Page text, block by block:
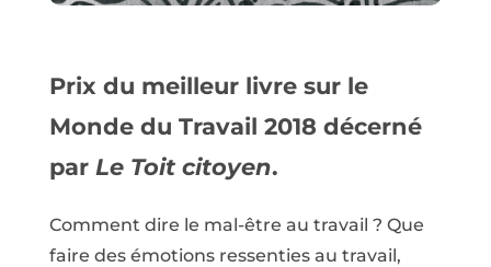
Prix du meilleur livre sur le
Monde du Travail 2018 décerné
par Le Toit citoyen.
Comment dire le mal-être au travail ? Que
faire des émotions ressenties au travail,